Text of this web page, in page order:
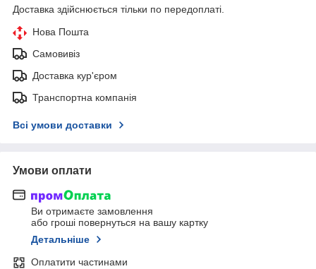
Доставка здійснюється тільки по передоплаті.
Нова Пошта
Самовивіз
Доставка кур'єром
Транспортна компанія
Всі умови доставки
Умови оплати
Ви отримаєте замовлення
або гроші повернуться на вашу картку
Детальніше
Оплатити частинами